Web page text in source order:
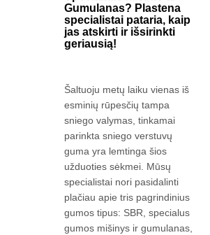
Gumulanas? Plastena
specialistai pataria, kaip
jas atskirti ir išsirinkti
geriausią!
Šaltuoju metų laiku vienas iš
esminių rūpesčių tampa
sniego valymas, tinkamai
parinkta sniego verstuvų
guma yra lemtinga šios
užduoties sėkmei. Mūsų
specialistai nori pasidalinti
plačiau apie tris pagrindinius
gumos tipus: SBR, specialus
gumos mišinys ir gumulanas,